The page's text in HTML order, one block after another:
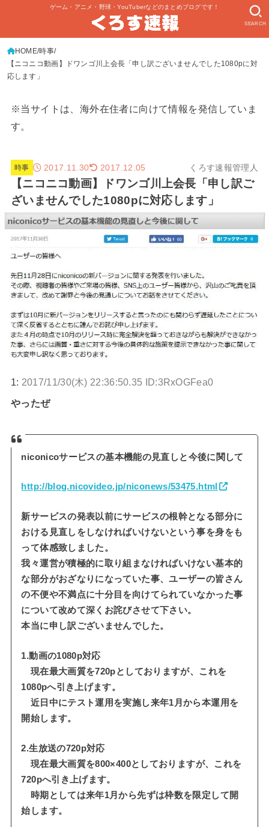
ゲーム・アニメ・野球・YouTuberなどのまとめブログです！
SEARCH
HOME 時事
【ニコニコ動画】ドワンゴ川上会長「申し訳ございませんでした1080pに対
応します」
※当サイトは、海外在住者に向けて情報を発信していま
す。
時事 2017.11.30 2017.12.05 くろす速報管理人
【ニコニコ動画】ドワンゴ川上会長「申し訳ご
ざいませんでした1080pに対応します」
1: 2017/11/30(木) 22:36:50.35 ID:3RxOGFea0
やったぜ
niconicoサービスの基本機能の見直しと今後に関して
http://blog.nicovideo.jp/niconews/53475.html
新サービスの発表以前にサービスの根幹となる部分に
おける見直しをしなければいけないという事を身をも
って体感致しました。
我々運営が積極的に取り組まなければいけない基本的
な部分がおざなりになっていた事、ユーザーの皆さん
の不便や不満点に十分目を向けてられていなかった事
について改めて深くお詫びさせて下さい。
本当に申し訳ございませんでした。
1.動画の1080p対応
現在最大画質を720pとしておりますが、これを
1080pへ引き上げます。
近日中にテスト運用を実施し来年1月から本運用を
開始します。
2.生放送の720p対応
現在最大画質を800×400としておりますが、これを
720pへ引き上げます。
時期としては来年1月から先ずは枠数を限定して開
始します。